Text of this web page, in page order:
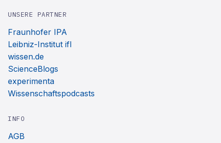
UNSERE PARTNER
Fraunhofer IPA
Leibniz-Institut ifl
wissen.de
ScienceBlogs
experimenta
Wissenschaftspodcasts
INFO
AGB